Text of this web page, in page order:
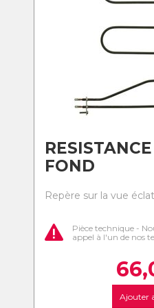
FOND
Repère sur la vue
Pièce technique -
appel à l'un de nos
Ajouter